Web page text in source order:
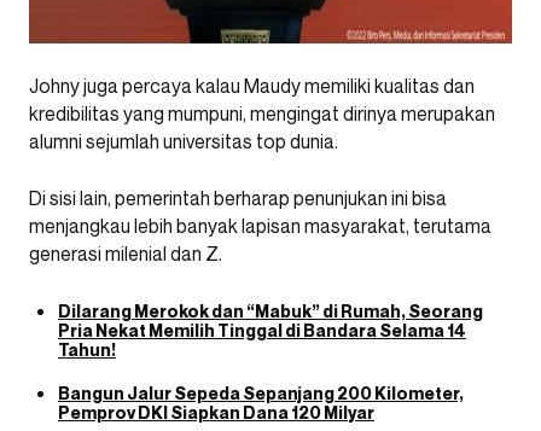
Johny juga percaya kalau Maudy memiliki kualitas dan
kredibilitas yang mumpuni, mengingat dirinya merupakan
alumni sejumlah universitas top dunia.
Di sisi lain, pemerintah berharap penunjukan ini bisa
menjangkau lebih banyak lapisan masyarakat, terutama
generasi milenial dan Z.
Dilarang Merokok dan “Mabuk” di Rumah, Seorang
Pria Nekat Memilih Tinggal di Bandara Selama 14
Tahun!
Bangun Jalur Sepeda Sepanjang 200 Kilometer,
Pemprov DKI Siapkan Dana 120 Milyar